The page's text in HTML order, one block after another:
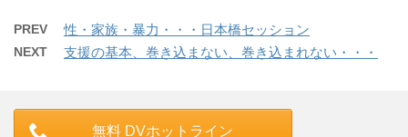
PREV 性・家族・暴力・・・日本橋セッション
NEXT 支援の基本、巻き込まない、巻き込まれない・・・
無料 DVホットライン